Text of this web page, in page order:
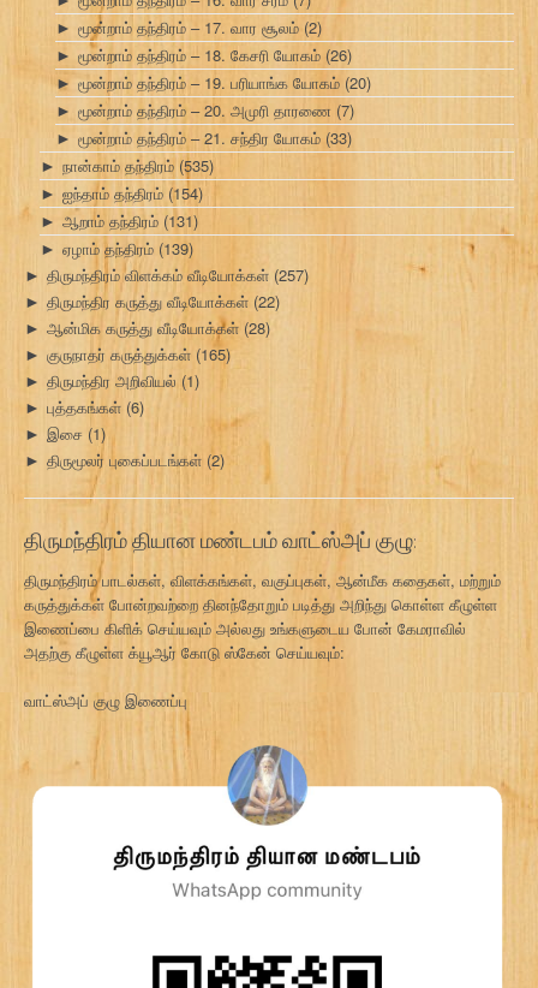
► மூன்றாம் தந்திரம் – 17. வார சூலம் (2)
► மூன்றாம் தந்திரம் – 18. கேசரி யோகம் (26)
► மூன்றாம் தந்திரம் – 19. பரியாங்க யோகம் (20)
► மூன்றாம் தந்திரம் – 20. அமுரி தாரணை (7)
► மூன்றாம் தந்திரம் – 21. சந்திர யோகம் (33)
► நான்காம் தந்திரம் (535)
► ஐந்தாம் தந்திரம் (154)
► ஆறாம் தந்திரம் (131)
► ஏழாம் தந்திரம் (139)
► திருமந்திரம் விளக்கம் வீடியோக்கள் (257)
► திருமந்திர கருத்து வீடியோக்கள் (22)
► ஆன்மிக கருத்து வீடியோக்கள் (28)
► குருநாதர் கருத்துக்கள் (165)
► திருமந்திர அறிவியல் (1)
► புத்தகங்கள் (6)
► இசை (1)
► திருமூலர் புகைப்படங்கள் (2)
திருமந்திரம் தியான மண்டபம் வாட்ஸ்அப் குழு:
திருமந்திரம் பாடல்கள், விளக்கங்கள், வகுப்புகள், ஆன்மீக கதைகள், மற்றும்
கருத்துக்கள் போன்றவற்றை தினந்தோறும் படித்து அறிந்து கொள்ள கீழுள்ள
இணைப்பை கிளிக் செய்யவும் அல்லது உங்களுடைய போன் கேமராவில்
அதற்கு கீழுள்ள க்யூஆர் கோடு ஸ்கேன் செய்யவும்:
வாட்ஸ்அப் குழு இணைப்பு